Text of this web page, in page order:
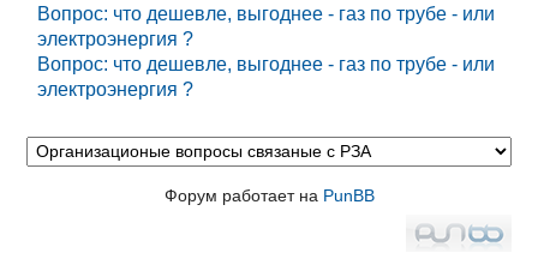
Вопрос: что дешевле, выгоднее - газ по трубе - или
электроэнергия ?
Вопрос: что дешевле, выгоднее - газ по трубе - или
электроэнергия ?
Форум работает на PunBB